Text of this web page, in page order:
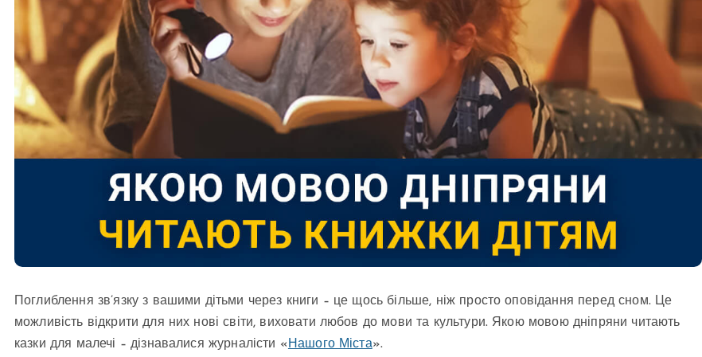
Поглиблення зв’язку з вашими дітьми через книги – це щось більше, ніж просто оповідання перед сном. Це
можливість відкрити для них нові світи, виховати любов до мови та культури. Якою мовою дніпряни читають
казки для малечі – дізнавалися журналісти « Нашого Міста».